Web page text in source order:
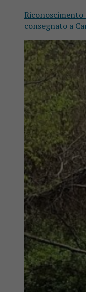
Riconoscimento
consegnato a